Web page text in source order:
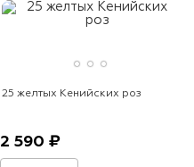
25 желтых Кенийских роз
2 590 ₽